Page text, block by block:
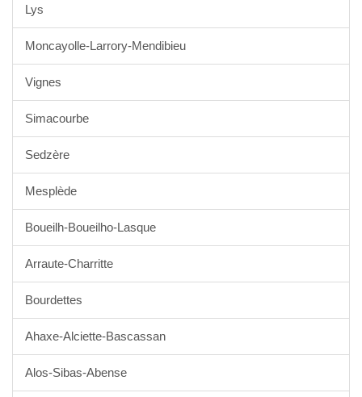
Lys
Moncayolle-Larrory-Mendibieu
Vignes
Simacourbe
Sedzère
Mesplède
Boueilh-Boueilho-Lasque
Arraute-Charritte
Bourdettes
Ahaxe-Alciette-Bascassan
Alos-Sibas-Abense